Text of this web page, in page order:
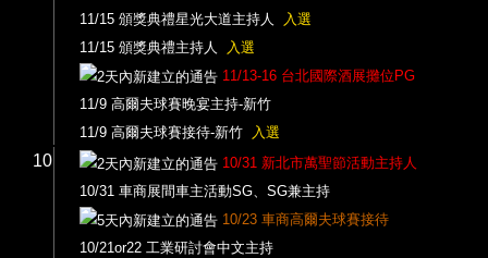
11/15 頒獎典禮星光大道主持人
入選
11/15 頒獎典禮主持人
入選
11/13-16 台北國際酒展攤位PG
11/9 高爾夫球賽晚宴主持-新竹
11/9 高爾夫球賽接待-新竹
入選
10
10/31 新北市萬聖節活動主持人
10/31 車商展間車主活動SG、SG兼主持
10/23 車商高爾夫球賽接待
10/21or22 工業研討會中文主持